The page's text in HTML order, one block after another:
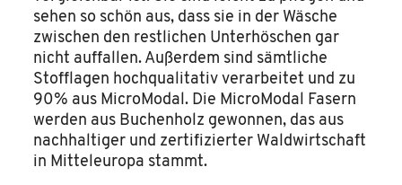
sehen so schön aus, dass sie in der Wäsche
zwischen den restlichen Unterhöschen gar
nicht auffallen. Außerdem sind sämtliche
Stofflagen hochqualitativ verarbeitet und zu
90% aus MicroModal. Die MicroModal Fasern
werden aus Buchenholz gewonnen, das aus
nachhaltiger und zertifizierter Waldwirtschaft
in Mitteleuropa stammt.